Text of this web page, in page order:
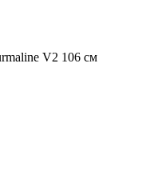
V2 106 см